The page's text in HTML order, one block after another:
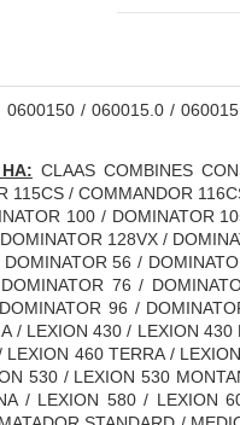
0600150 / 060015.0 /
CLAAS COMBINES
115CS / COMMANDOR
100 / DOMINATOR
128VX /
56 /
76 /
96 /
/ LEXION 430 / LEXION
460 TERRA /
530 / LEXION 530
/ LEXION 580 /